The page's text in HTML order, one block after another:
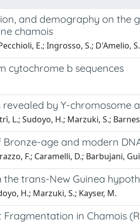
and demography on the
chamois
E.; Ingrosso, S.; D'Amelio,
cytochrome b sequences
by Y-chromosome
L.; Sudoyo, H.; Marzuki, S.;
age and modern
F.; Caramelli, D.; Barbujani,
trans-New Guinea
H.; Marzuki, S.; Kayser, M.
in Chamois